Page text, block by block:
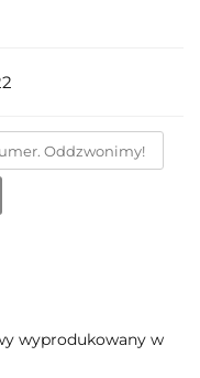
wyprodukowany w